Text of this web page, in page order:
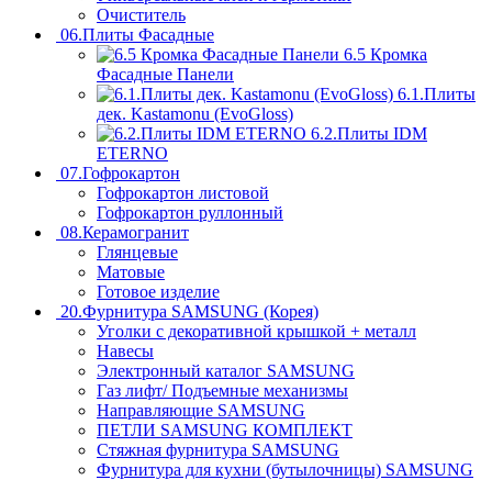
Очиститель
06.Плиты Фасадные
6.5 Кромка
Фасадные Панели
6.1.Плиты
дек. Kastamonu (EvoGloss)
6.2.Плиты IDM
ETERNO
07.Гофрокартон
Гофрокартон листовой
Гофрокартон руллонный
08.Керамогранит
Глянцевые
Матовые
Готовое изделие
20.Фурнитура SAMSUNG (Корея)
Уголки с декоративной крышкой + металл
Навесы
Электронный каталог SAMSUNG
Газ лифт/ Подъемные механизмы
Направляющие SAMSUNG
ПЕТЛИ SAMSUNG КОМПЛЕКТ
Стяжная фурнитура SAMSUNG
Фурнитура для кухни (бутылочницы) SAMSUNG